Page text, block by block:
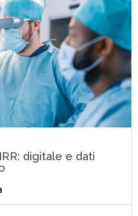
digitale e dati